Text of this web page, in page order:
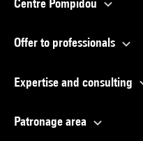
Centre Pompidou
Offer to professionals
Expertise and consulting
Patronage area